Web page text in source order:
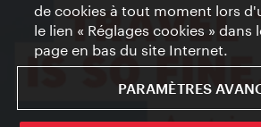
de cookies à tout moment lors
le lien « Réglages cookies » dans
page en bas du site Internet.
PARAMÈTRES